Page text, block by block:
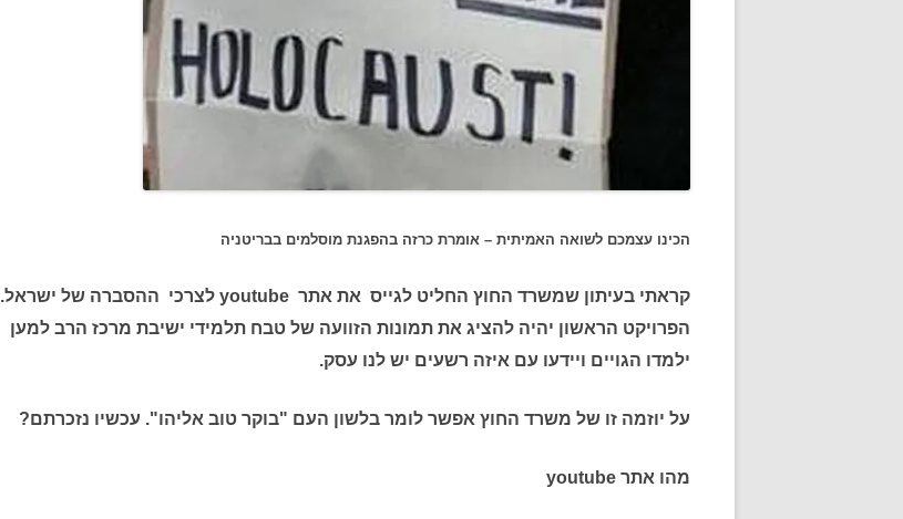
הכינו עצמכם לשואה האמיתית – אומרת כרזה בהפגנת מוסלמים בבריטניה
קראתי בעיתון שמשרד החוץ החליט לגייס את אתר youtube לצרכי ההסברה של ישראל.
הפרויקט הראשון יהיה להציג את תמונות הזוועה של טבח תלמידי ישיבת מרכז הרב למען
ילמדו הגויים ויידעו עם איזה רשעים יש לנו עסק.
על יוזמה זו של משרד החוץ אפשר לומר בלשון העם "בוקר טוב אליהו". עכשיו נזכרתם?
מהו אתר youtube